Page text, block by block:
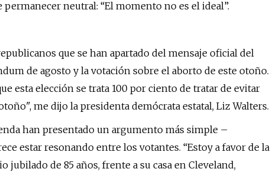
neutral: “El momento no es el ideal”.
que se han apartado del mensaje oficial del
de agosto y la votación sobre el aborto de este otoño.
esta elección se trata 100 por ciento de tratar de evitar
me dijo la presidenta demócrata estatal, Liz Walters.
han presentado un argumento más simple –
estar resonando entre los votantes. “Estoy a favor de la
de 85 años, frente a su casa en Cleveland,